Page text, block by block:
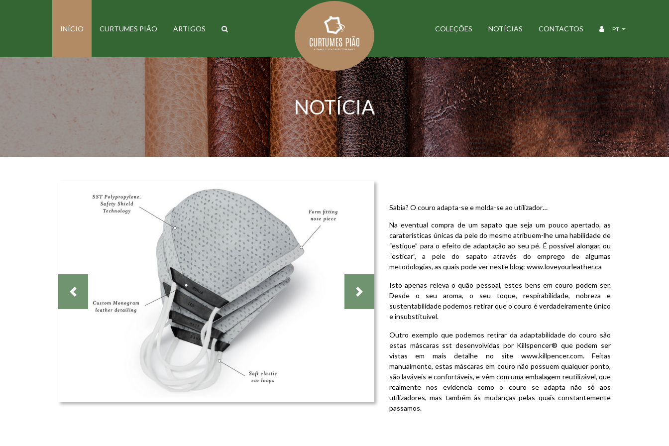
INÍCIO CURTUMES PIÃO ARTIGOS COLEÇÕES NOTÍCIAS CONTACTOS PT
NOTÍCIA
Previous Next
Sabia? O couro adapta-se e molda-se ao utilizador…
Na eventual compra de um sapato que seja um pouco apertado, as
caraterísticas únicas da pele do mesmo atribuem-lhe uma habilidade de
“estique” para o efeito de adaptação ao seu pé. É possível alongar, ou
“esticar”, a pele do sapato através do emprego de algumas
metodologias, as quais pode ver neste blog: www.loveyourleather.ca
Isto apenas releva o quão pessoal, estes bens em couro podem ser.
Desde o seu aroma, o seu toque, respirabilidade, nobreza e
sustentabilidade podemos retirar que o couro é verdadeiramente único
e insubstituível.
Outro exemplo que podemos retirar da adaptabilidade do couro são
estas máscaras sst desenvolvidas por Killspencer® que podem ser
vistas em mais detalhe no site www.killpencer.com. Feitas
manualmente, estas máscaras em couro não possuem qualquer ponto,
são laváveis e confortáveis, e vêm com uma embalagem reutilizável, que
realmente nos evidencia como o couro se adapta não só aos
utilizadores, mas também às mudanças pelas quais constantemente
passamos.